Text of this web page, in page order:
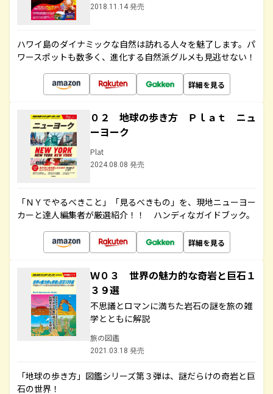
2018.11.14 発売
ハワイ島のダイナミックな自然は訪れる人々を魅了します。パ
ワースポットも数多く、進化する自然派グルメも見逃せない！
詳細を見る
０２ 地球の歩き方 Ｐｌａｔ ニュ
ーヨーク
Plat
2024.08.08 発売
「ＮＹでやるべきこと」「見るべきもの」を、現地ニューヨー
カーと達人編集者が厳選紹介！！ ハンディなガイドブック。
詳細を見る
Ｗ０３ 世界の魅力的な奇岩と巨石１
３９選
不思議とロマンに満ちた岩石の謎を旅の雑
学とともに解説
旅の図鑑
2021.03.18 発売
「地球の歩き方」図鑑シリーズ第３弾は、謎だらけの奇岩と巨
石の世界！